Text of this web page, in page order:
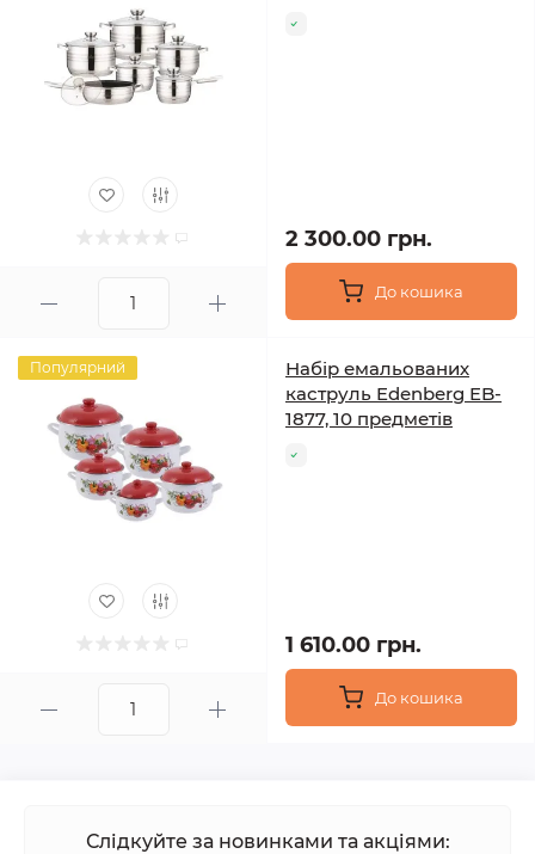
2 300.00 грн.
До кошика
Популярний
Набір емальованих
каструль Edenberg EB-
1877, 10 предметів
1 610.00 грн.
До кошика
Слідкуйте за новинками та акціями: